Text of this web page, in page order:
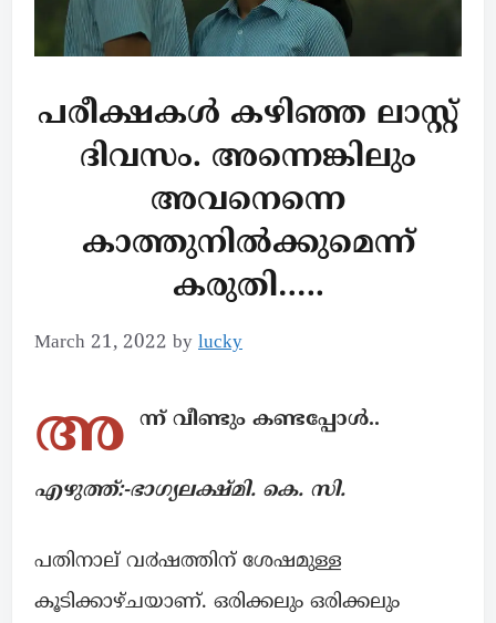
പരീക്ഷകൾ കഴിഞ്ഞ ലാസ്റ്റ്
ദിവസം. അന്നെങ്കിലും
അവനെന്നെ
കാത്തുനിൽക്കുമെന്ന്
കരുതി…..
March 21, 2022 by lucky
അ ന്ന് വീണ്ടും കണ്ടപ്പോൾ..
എഴുത്ത്:-ഭാഗ്യലക്ഷ്മി. കെ. സി.
പതിനാല് വ൪ഷത്തിന് ശേഷമുള്ള
കൂടിക്കാഴ്ചയാണ്. ഒരിക്കലും ഒരിക്കലും